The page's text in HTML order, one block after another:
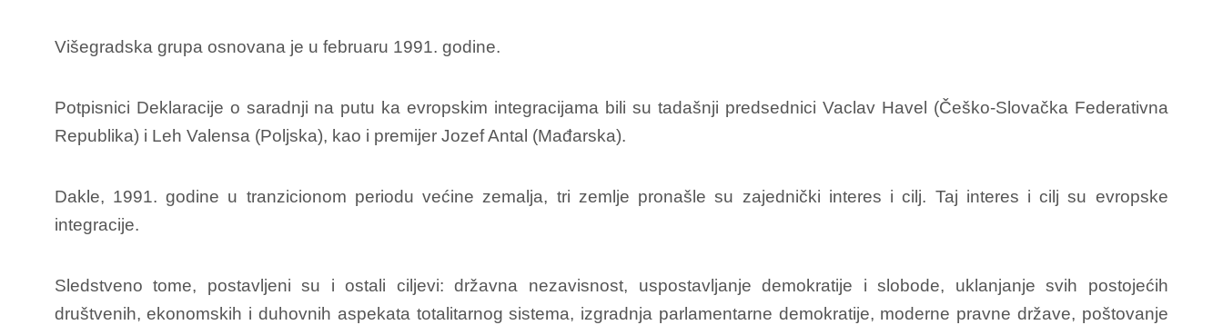
Višegradska grupa osnovana je u februaru 1991. godine.
Potpisnici Deklaracije o saradnji na putu ka evropskim integracijama bili su tadašnji predsednici Vaclav Havel (Češko-Slovačka Federativna
Republika) i Leh Valensa (Poljska), kao i premijer Jozef Antal (Mađarska).
Dakle, 1991. godine u tranzicionom periodu većine zemalja, tri zemlje pronašle su zajednički interes i cilj. Taj interes i cilj su evropske
integracije.
Sledstveno tome, postavljeni su i ostali ciljevi: državna nezavisnost, uspostavljanje demokratije i slobode, uklanjanje svih postojećih
društvenih, ekonomskih i duhovnih aspekata totalitarnog sistema, izgradnja parlamentarne demokratije, moderne pravne države, poštovanje